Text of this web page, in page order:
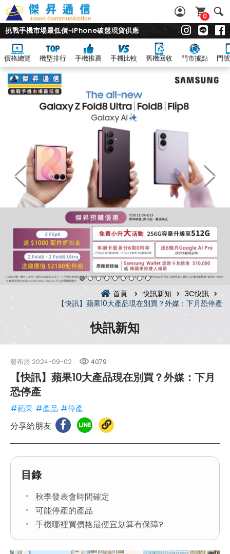
0
挑戰手機市場最低價~iPhone破盤現貨供應
價格總覽 機型排行 手機推薦 手機比較 舊機回收 門市據點 門
首頁 快訊新知
3C快訊
【快訊】蘋果10大產品現在別買？外媒：下月恐停產
快訊新知
發布於 2024-09-02 4079
【快訊】蘋果10大產品現在別買？外媒：下月
恐停產
#蘋果 #產品 #停產
分享給朋友
目錄
秋季發表會時間確定
可能停產的產品
手機哪裡買價格最便宜划算有保障?